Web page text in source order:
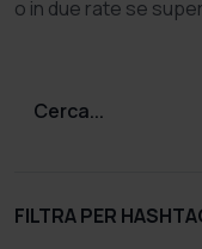
o in due rate se
FILTRA PER